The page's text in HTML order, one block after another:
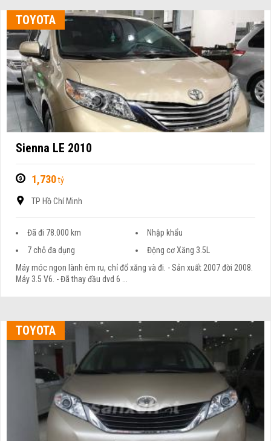
TOYOTA
Sienna LE 2010
1,730tỷ
TP Hồ Chí Minh
Đã đi 78.000 km
Nhập khẩu
7 chỗ đa dụng
Động cơ Xăng 3.5L
Máy móc ngon lành êm ru, chỉ đổ xăng và đi. - Sản xuất 2007 đời 2008.
Máy 3.5 V6. - Đã thay đầu dvd 6 ...
TOYOTA